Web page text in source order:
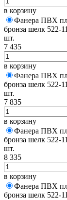
в корзину
Фанера ПВХ
бронза шелк 522-
шт.
7 435
в корзину
Фанера ПВХ
бронза шелк 522-
шт.
7 835
в корзину
Фанера ПВХ
бронза шелк 522-
шт.
8 335
в корзину
Фанера ПВХ
бронза шелк 522-